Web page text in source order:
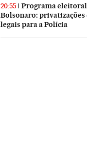
20:55
Programa
Bolsonaro:
legais para a Polícia